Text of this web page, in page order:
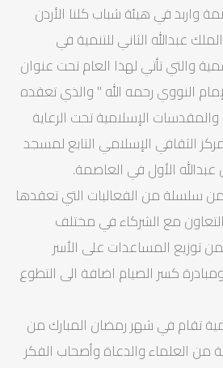
في هيئة شباب كلنا الأردن
عبدالله الثاني للتنمية في
والتي تأتي لهذا العام تحت عنوان
النووي رحمه الله " والذي تعقده
الإسلامية تحت الرعاية
الثقافي الإسلامي التابع لمسجد
الأول في العاصمة.
سلسلة من الفعاليات التي تعقدها
مع الشركاء في مختلف
توزيع المساعدات على الأسر
كسر الصيام اضافة الى التطوع
تقام في شهر رمضان المبارك من
العلماء والدعاة وأصحاب الفكر